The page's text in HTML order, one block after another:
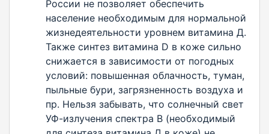
России не позволяет обеспечить
население необходимым для нормальной
жизнедеятельности уровнем витамина Д.
Также синтез витамина D в коже сильно
снижается в зависимости от погодных
условий: повышенная облачность, туман,
пыльные бури, загрязненность воздуха и
пр. Нельзя забывать, что солнечный свет
УФ-излучения спектра В (необходимый